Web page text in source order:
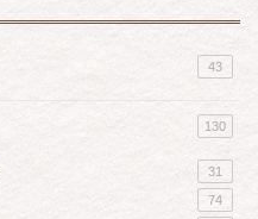
43
130
31
74